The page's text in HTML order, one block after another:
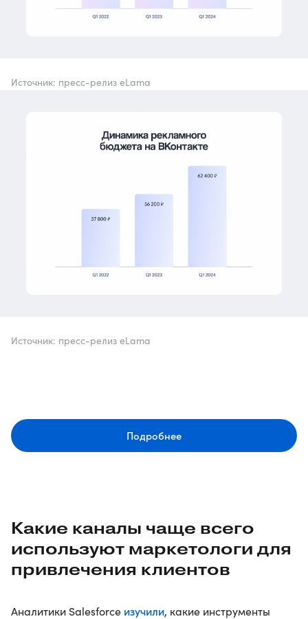
Источник: пресс-релиз eLama
Источник: пресс-релиз eLama
Подробнее
Какие каналы чаще всего
используют маркетологи для
привлечения клиентов
Аналитики Salesforce изучили, какие инструменты